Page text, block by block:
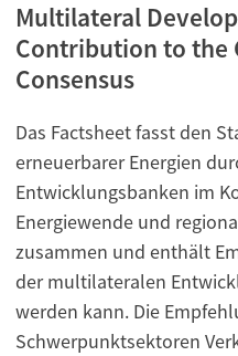
Multilateral
Contribution to the
Consensus
Das Factsheet fasst den
erneuerbarer Energien
Entwicklungsbanken im
Energiewende und
zusammen und enthält
der multilateralen
werden kann. Die
Schwerpunktsektoren